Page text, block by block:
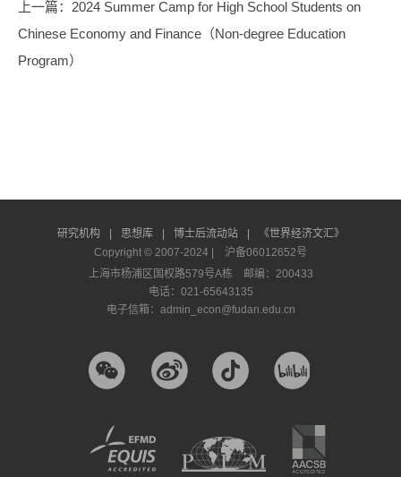
上一篇：2024 Summer Camp for High School Students on
Chinese Economy and Finance（Non-degree Education
Program）
研究机构 思想库 博士后流动站
《世界经济文汇》
Copyright © 2007-2024 | 沪备06012652号
上海市杨浦区国权路579号A栋 邮编：200433
电话：021-65643135
电子信箱：admin_econ@fudan.edu.cn